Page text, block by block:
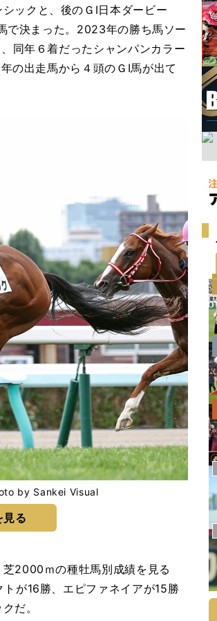
ックと、後のＧⅠ日本ダービー
で決まった。2023年の勝ち馬ソー
同年６着だったシャンパンカラー
の出走馬から４頭のＧⅠ馬が出て
by Sankei Visual
見る
2000ｍの種牡馬別成績を見る
が16勝、エピファネイアが15勝
だ。